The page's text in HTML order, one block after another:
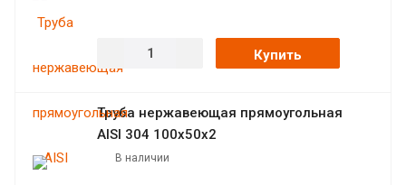
Купить
Труба нержавеющая прямоугольная
AISI 304 100х50х2
В наличии